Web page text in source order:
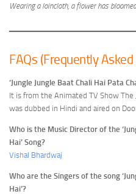
Wearing a loincloth, a flower has
FAQs (Frequently
‘Jungle Jungle Baat Chali Hai Pata
It is from the Animated TV Show The
was dubbed in Hindi and aired on
Who is the Music Director of the
Hai’ Song?
Vishal Bhardwaj
Who are the Singers of the song
Hai’?